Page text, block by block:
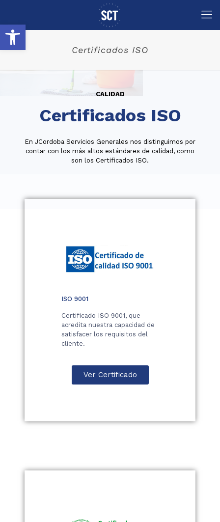
Abrir barra de herramientas
Certificados ISO
CALIDAD
Certificados ISO
En JCordoba Servicios Generales nos distinguimos por
contar con los más altos estándares de calidad, como
son los Certificados ISO.
ISO 9001
Certificado ISO 9001, que
acredita nuestra capacidad de
satisfacer los requisitos del
cliente.
Ver Certificado